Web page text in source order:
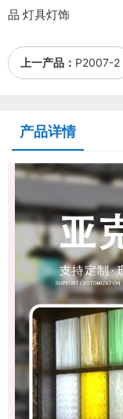
品 灯具灯饰
上一产品： P2007-2
产品详情